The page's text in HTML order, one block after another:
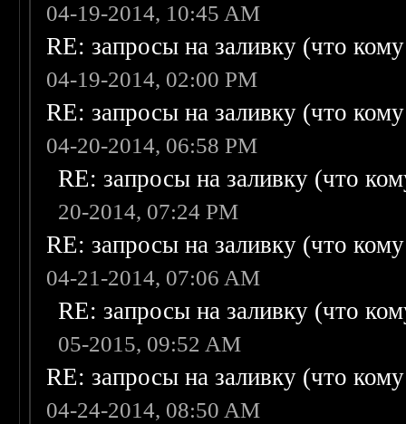
04-19-2014, 10:45 AM
RE: запросы на заливку (что
04-19-2014, 02:00 PM
RE: запросы на заливку (что
04-20-2014, 06:58 PM
RE: запросы на заливку (что
20-2014, 07:24 PM
RE: запросы на заливку (что
04-21-2014, 07:06 AM
RE: запросы на заливку (что
05-2015, 09:52 AM
RE: запросы на заливку (что
04-24-2014, 08:50 AM